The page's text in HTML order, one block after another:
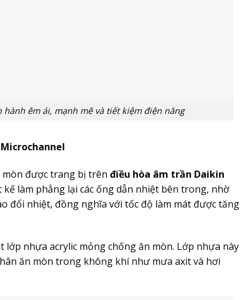
hành êm ái, mạnh mẽ và tiết kiệm điện năng
mòn được trang bị trên điều hòa âm trần Daikin
kế làm phẳng lại các ống dẫn nhiệt bên trong, nhờ
đổi nhiệt, đồng nghĩa với tốc độ làm mát được tăng
nhựa acrylic mỏng chống ăn mòn. Lớp nhựa này
ăn mòn trong không khí như mưa axit và hơi